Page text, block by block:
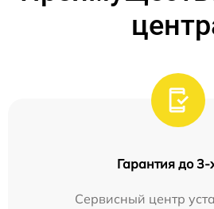
Гарантия до 3-
Сервисный центр